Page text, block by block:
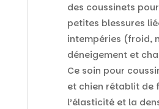
des coussinets
petites blessures
intempéries (froid,
déneigement et
Ce soin pour
et chien rétablit de
l’élasticité et la